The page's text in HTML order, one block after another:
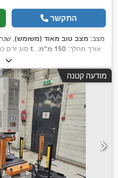
התקשר
מצב: מצב טוב מאוד (משומש),
, סוג זרם 5 t , אורך מהלך: 150 מ"מ
,
שולחן:340 מ"מ , משקל כולל:
מודעה קטנה